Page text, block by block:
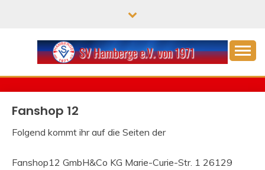
SPORTVEREIN
HAMBERGE
Fanshop 12
Folgend kommt ihr auf die Seiten der
Fanshop12 GmbH&Co KG Marie-Curie-Str. 1 26129